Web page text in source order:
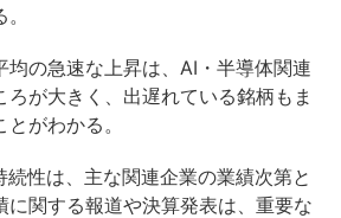
均の急速な上昇は、AI・半導体関連
が大きく、出遅れている銘柄もま
がわかる。
続性は、主な関連企業の業績次第と
に関する報道や決算発表は、重要な